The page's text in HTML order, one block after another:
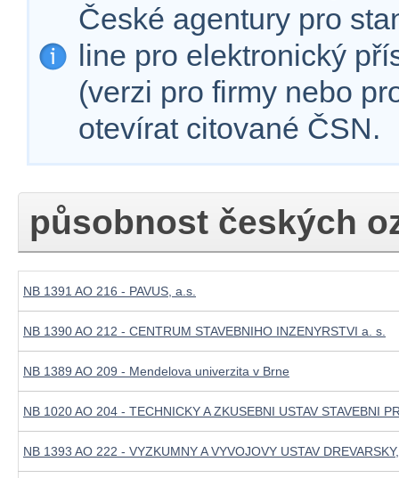
České agentury pro
line pro elektronický
(verzi pro firmy nebo
otevírat citované ČSN.
působnost českých
NB 1391 AO 216 - PAVUS, a.s.
NB 1390 AO 212 - CENTRUM STAVEBNIHO INZENYRSTVI a. s.
NB 1389 AO 209 - Mendelova univerzita v Brne
NB 1020 AO 204 - TECHNICKY A ZKUSEBNI USTAV STAVEBNI
NB 1393 AO 222 - VYZKUMNY A VYVOJOVY USTAV